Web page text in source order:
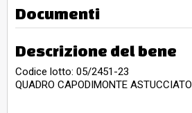
Documenti
Descrizione del bene
Codice lotto: 05/2451-23
QUADRO CAPODIMONTE ASTUCCIATO